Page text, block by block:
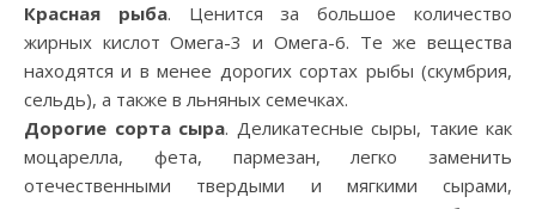
Красная рыба. Ценится за большое количество
жирных кислот Омега-3 и Омега-6. Те же вещества
находятся и в менее дорогих сортах рыбы (скумбрия,
сельдь), а также в льняных семечках.
Дорогие сорта сыра. Деликатесные сыры, такие как
моцарелла, фета, пармезан, легко заменить
отечественными твердыми и мягкими сырами,